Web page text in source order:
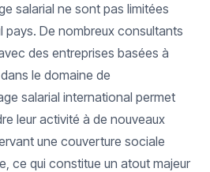
salarial ne sont pas limitées
pays. De nombreux consultants
des entreprises basées à
le domaine de
salarial international permet
leur activité à de nouveaux
une couverture sociale
ce qui constitue un atout majeur